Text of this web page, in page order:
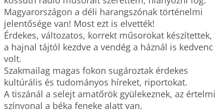
Magyarországon a déli harangszónak történelmi
jelentősége van! Most ezt is elvették!
Érdekes, változatos, korrekt műsorokat készítettek,
a hajnal tájtól kezdve a vendég a háznál is kedvenc
volt.
Szakmailag magas fokon sugároztak érdekes
kultúrális és tudományos híreket, riportokat.
A tiszánál a selejt amatőrök gyülekeznek, az értelmi
színvonal a béka feneke alatt van.